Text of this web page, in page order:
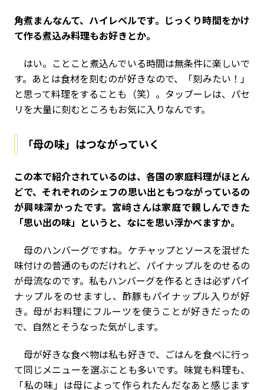
――角煮まんなんて、ハイレベルです。じっくり時間をかけ
て作る煮込み料理もお好きとか。
はい。ことこと煮込んでいる時間は無条件に楽しいで
す。あとは食材を刻むのが好きなので、「刻みたい！」
と思って料理をすることも（笑）。タッブーレは、パセ
リを大量に刻むところもお気に入りなんです。
「母の味」はつながっていく
――この本で紹介されているのは、各国の家庭料理がほとん
どで、それぞれのシェフの思い出ともつながっているの
が興味深かったです。宮﨑さんは家庭で親しんできた
「思い出の味」というと、なにを思い浮かべますか。
母のハンバーグですね。ケチャップとソースを混ぜた
味付けの普通のものだけれど、パイナップルをのせるの
が母流なのです。私もハンバーグを作るときは必ずパイ
ナップルをのせますし、酢豚もパイナップル入りが好
き。母がお料理にフルーツを使うことが好きだったの
で、自然とそうなった気がします。
母が好きな食べ物は私も好きで、ごはんを食べに行っ
て同じメニューを選ぶことも多いです。味覚も料理も、
「私の味」は母によって作られたんだなあと感じます